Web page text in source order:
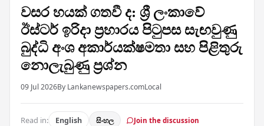
වසර හයක් ගතවී ද: ශ්‍රී ලංකාවේ
ඊස්ටර් ඉරිදා ප්‍රහාරය පිටුපස සැඟවුණු
බුද්ධි අංශ අකාර්යක්ෂමතා සහ පිළිතුරු
නොලැබුණු ප්‍රශ්න
09 Jul 2026By Lankanewspapers.comLocal
Read in: English සිංහල Join the discussion